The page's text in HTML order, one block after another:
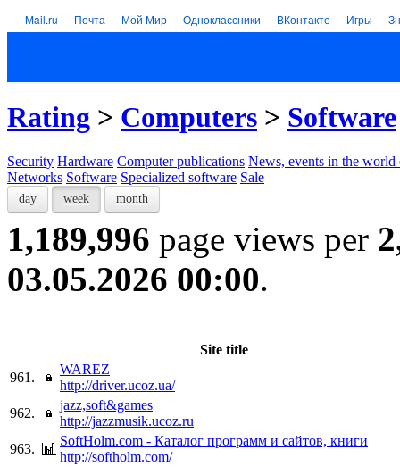
Mail.ru Почта Мой Мир Одноклассники ВКонтакте Игры
Rating > Computers > Software
Security Hardware Computer publications News, events in the world
Networks Software Specialized software Sale
day week month
1,189,996 page views per
03.05.2026 00:00.
Site title
961.
WAREZ
http://driver.ucoz.ua/
962.
jazz,soft&games
http://jazzmusik.ucoz.ru
963.
SoftHolm.com - Каталог программ и сайтов, книги
http://softholm.com/